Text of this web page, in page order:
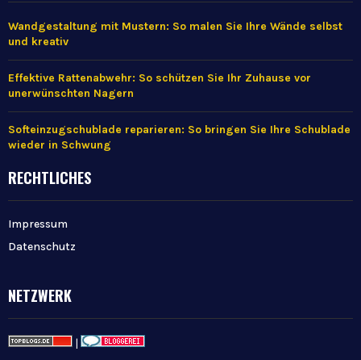
Wandgestaltung mit Mustern: So malen Sie Ihre Wände selbst
und kreativ
Effektive Rattenabwehr: So schützen Sie Ihr Zuhause vor
unerwünschten Nagern
Softeinzugschublade reparieren: So bringen Sie Ihre Schublade
wieder in Schwung
RECHTLICHES
Impressum
Datenschutz
NETZWERK
|